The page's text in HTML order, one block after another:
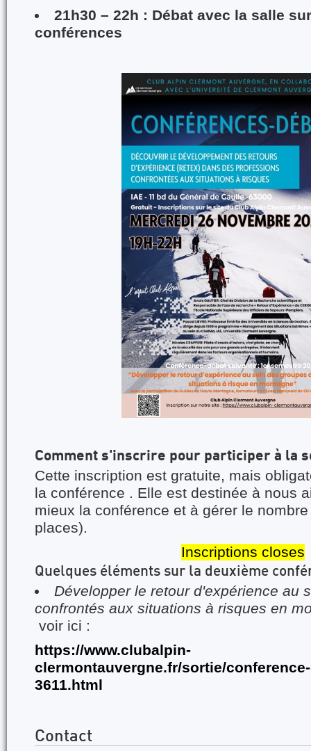
21h30 – 22h : Débat avec la salle
conférences
Comment s'inscrire pour participer à la
Cette inscription est gratuite, mais
la conférence . Elle est destinée à nous
mieux la conférence et à gérer le
places).
Inscriptions closes
Quelques éléments sur la deuxième
Développer le retour d'expérience au
confrontés aux situations à risques en
voir ici :
https://www.clubalpin-
clermontauvergne.fr/sortie/
3611.html
Contact